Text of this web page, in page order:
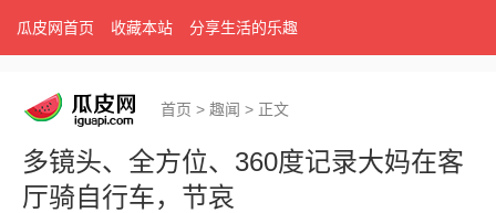
瓜皮网首页 收藏本站 分享生活的乐趣
首页 > 趣闻 > 正文
多镜头、全方位、360度记录大妈在客
厅骑自行车，节哀